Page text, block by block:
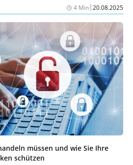
4 Min|20.08.2025
müssen und wie Sie Ihre
schützen